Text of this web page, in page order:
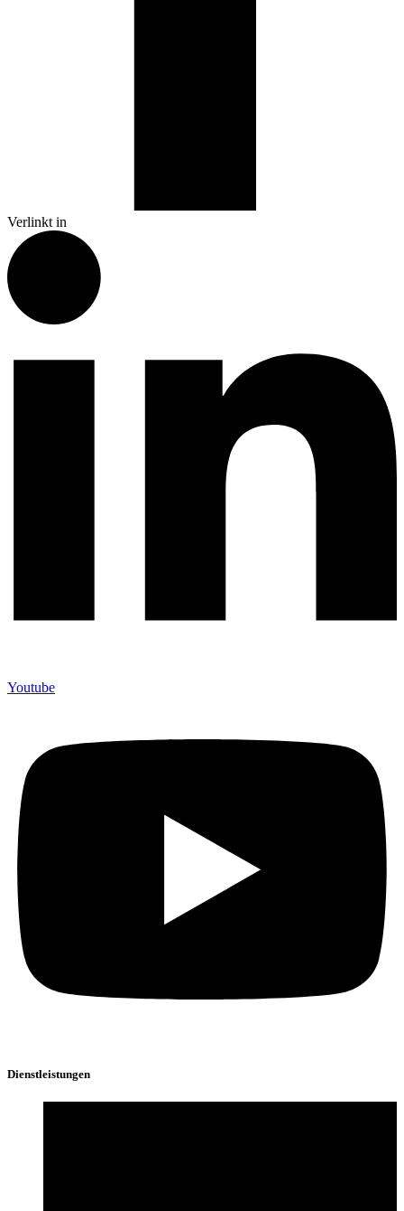
Verlinkt in
Youtube
Dienstleistungen